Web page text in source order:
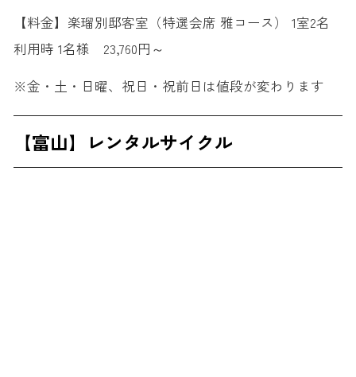
【料金】楽瑠別邸客室（特選会席 雅コース） 1室2名
利用時 1名様 23,760円～
※金・土・日曜、祝日・祝前日は値段が変わります
【富山】レンタルサイクル